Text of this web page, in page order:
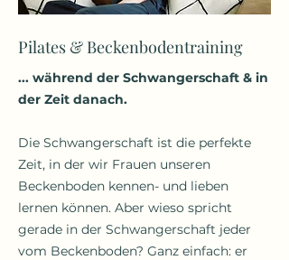
Pilates & Beckenbodentraining
... während der Schwangerschaft & in
der Zeit danach.
Die Schwangerschaft ist die perfekte
Zeit, in der wir Frauen unseren
Beckenboden kennen- und lieben
lernen können. Aber wieso spricht
gerade in der Schwangerschaft jeder
vom Beckenboden? Ganz einfach: er